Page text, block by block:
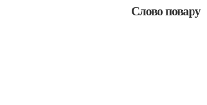
Слово повару